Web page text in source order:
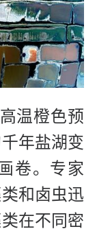
温橙色预
年盐湖变
卷。专家
和卤虫迅
在不同密